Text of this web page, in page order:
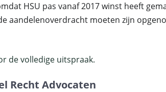
HSU pas vanaf 2017 winst heeft
aandelenoverdracht moeten zijn
de volledige uitspraak.
Recht Advocaten